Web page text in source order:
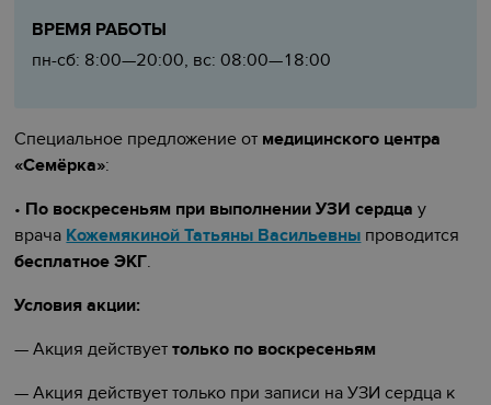
ВРЕМЯ РАБОТЫ
пн-сб: 8:00—20:00, вс: 08:00—18:00
Специальное предложение от медицинского центра
«Семёрка»:
• По воскресеньям при выполнении УЗИ сердца у
врача Кожемякиной Татьяны Васильевны проводится
бесплатное ЭКГ.
Условия акции:
— Акция действуеттолько по воскресеньям
— Акция действует только при записи на УЗИ сердца к